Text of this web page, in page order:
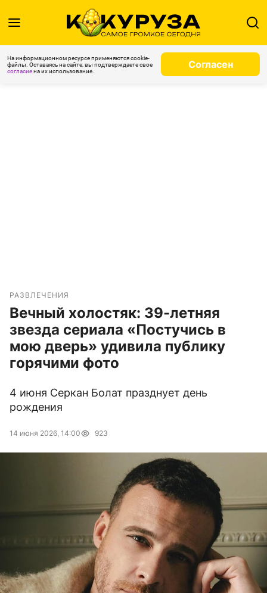
На информационном ресурсе применяются cookie-
файлы. Оставаясь на сайте, вы подтверждаете свое
согласиена их использование.
Согласен
РАЗВЛЕЧЕНИЯ
Вечный холостяк: 39-летняя
звезда сериала «Постучись в
мою дверь» удивила публику
горячими фото
4 июня Серкан Болат празднует день
рождения
14 июня 2026, 14:00 923